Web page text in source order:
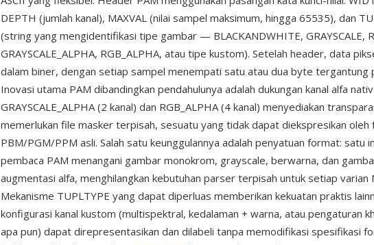
DEPTH (jumlah kanal), MAXVAL (nilai sampel maksimum, hingga 65535), dan
(string yang mengidentifikasi tipe gambar — BLACKANDWHITE, GRAYSCALE,
GRAYSCALE_ALPHA, RGB_ALPHA, atau tipe kustom). Setelah header, data
dalam biner, dengan setiap sampel menempati satu atau dua byte tergantung
Inovasi utama PAM dibandingkan pendahulunya adalah dukungan kanal alfa
GRAYSCALE_ALPHA (2 kanal) dan RGB_ALPHA (4 kanal) menyediakan
memerlukan file masker terpisah, sesuatu yang tidak dapat diekspresikan oleh
PBM/PGM/PPM asli. Salah satu keunggulannya adalah penyatuan format: satu
pembaca PAM menangani gambar monokrom, grayscale, berwarna, dan
augmentasi alfa, menghilangkan kebutuhan parser terpisah untuk setiap varian
Mekanisme TUPLTYPE yang dapat diperluas memberikan kekuatan praktis
konfigurasi kanal kustom (multispektral, kedalaman + warna, atau pengaturan
apa pun) dapat direpresentasikan dan dilabeli tanpa memodifikasi spesifikasi